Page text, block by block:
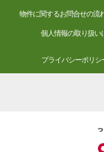
物件に関するお問合せの流
個人情報の取り扱い
プライバシーポリシ